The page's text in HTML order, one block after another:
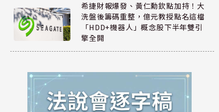
希捷財報爆發、黃仁勳欽點加持！大
洗盤後籌碼重整，億元教授點名這檔
「HDD+機器人」概念股下半年雙引
擎全開